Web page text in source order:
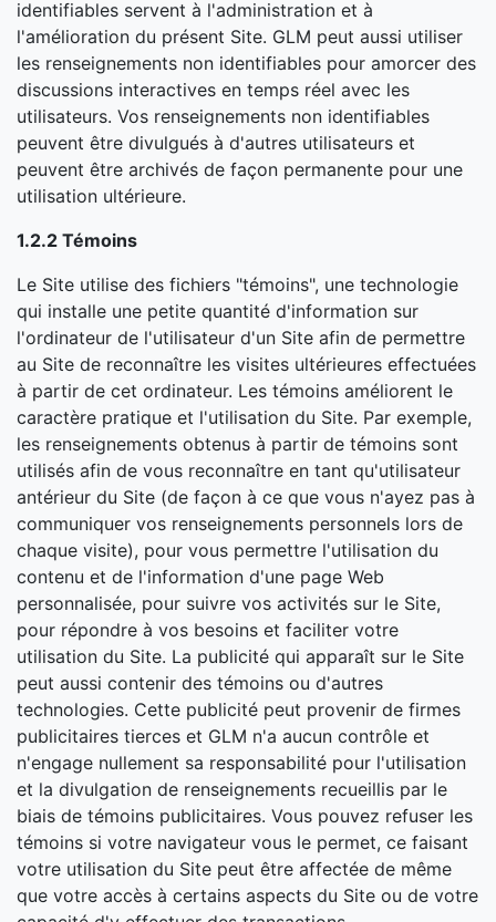
identifiables servent à l'administration et à
l'amélioration du présent Site. GLM peut aussi utiliser
les renseignements non identifiables pour amorcer des
discussions interactives en temps réel avec les
utilisateurs. Vos renseignements non identifiables
peuvent être divulgués à d'autres utilisateurs et
peuvent être archivés de façon permanente pour une
utilisation ultérieure.
1.2.2 Témoins
Le Site utilise des fichiers "témoins", une technologie
qui installe une petite quantité d'information sur
l'ordinateur de l'utilisateur d'un Site afin de permettre
au Site de reconnaître les visites ultérieures effectuées
à partir de cet ordinateur. Les témoins améliorent le
caractère pratique et l'utilisation du Site. Par exemple,
les renseignements obtenus à partir de témoins sont
utilisés afin de vous reconnaître en tant qu'utilisateur
antérieur du Site (de façon à ce que vous n'ayez pas à
communiquer vos renseignements personnels lors de
chaque visite), pour vous permettre l'utilisation du
contenu et de l'information d'une page Web
personnalisée, pour suivre vos activités sur le Site,
pour répondre à vos besoins et faciliter votre
utilisation du Site. La publicité qui apparaît sur le Site
peut aussi contenir des témoins ou d'autres
technologies. Cette publicité peut provenir de firmes
publicitaires tierces et GLM n'a aucun contrôle et
n'engage nullement sa responsabilité pour l'utilisation
et la divulgation de renseignements recueillis par le
biais de témoins publicitaires. Vous pouvez refuser les
témoins si votre navigateur vous le permet, ce faisant
votre utilisation du Site peut être affectée de même
que votre accès à certains aspects du Site ou de votre